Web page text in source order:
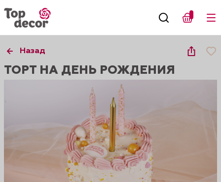
Назад
ТОРТ НА ДЕНЬ РОЖДЕНИЯ